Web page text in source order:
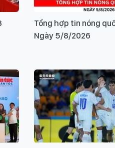
Tổng hợp tin nóng
Ngày 5/8/2026